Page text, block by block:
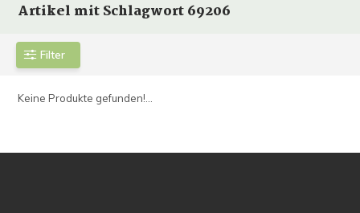
Artikel mit Schlagwort 69206
Filter
Keine Produkte gefunden!...